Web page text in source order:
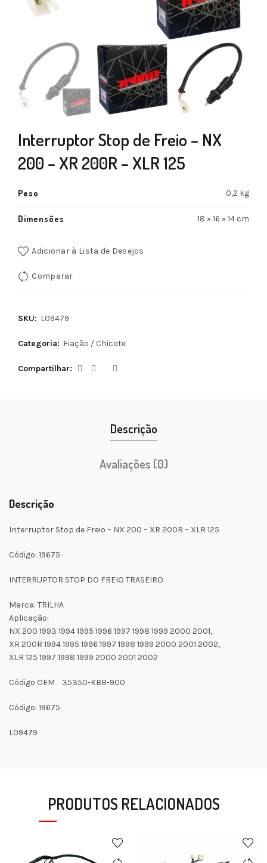
Interruptor Stop de Freio – NX
200 – XR 200R – XLR 125
Peso 0,2 kg
Dimensões 18 × 16 × 14 cm
Adicionar à Lista de Desejos
Comparar
SKU: L09479
Categoria: Fiação / Chicote
Compartilhar
Descrição
Avaliações (0)
Descrição
Interruptor Stop de Freio – NX 200 – XR 200R – XLR 125
Código: 19675
INTERRUPTOR STOP DO FREIO TRASEIRO
Marca: TRILHA
Aplicação:
NX 200 1993 1994 1995 1996 1997 1998 1999 2000 2001,
XR 200R 1994 1995 1996 1997 1998 1999 2000 2001 2002,
XLR 125 1997 1998 1999 2000 2001 2002
Código OEM 35350-KBB-900
Código: 19675
L09479
PRODUTOS RELACIONADOS